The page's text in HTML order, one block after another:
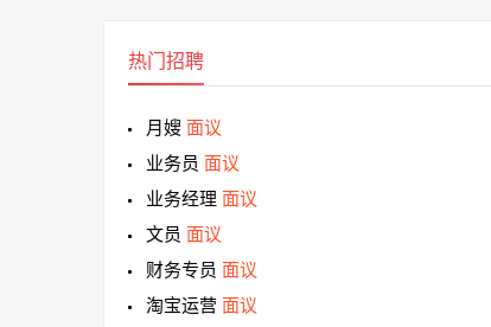
热门招聘
月嫂 面议
业务员 面议
业务经理 面议
文员 面议
财务专员 面议
淘宝运营 面议